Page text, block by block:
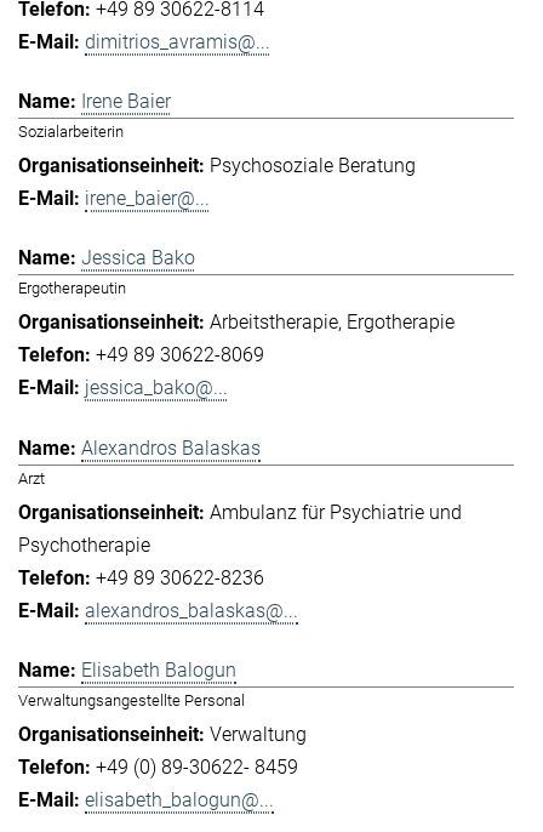
+49 89 30622-8114
dimitrios_avramis@...
Irene Baier
Sozialarbeiterin
Psychosoziale Beratung
irene_baier@...
Jessica Bako
Ergotherapeutin
Arbeitstherapie Ergotherapie
+49 89 30622-8069
jessica_bako@...
Alexandros Balaskas
Arzt
Ambulanz für Psychiatrie und
Psychotherapie
+49 89 30622-8236
alexandros_balaskas@...
Elisabeth Balogun
Verwaltungsangestellte Personal
Verwaltung
+49 (0) 89-30622- 8459
elisabeth_balogun@...